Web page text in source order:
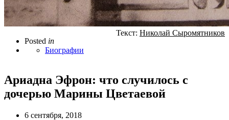
Posted in
Биографии
Текст: Николай Сыромятников
Ариадна Эфрон: что случилось с
дочерью Марины Цветаевой
6 сентября, 2018